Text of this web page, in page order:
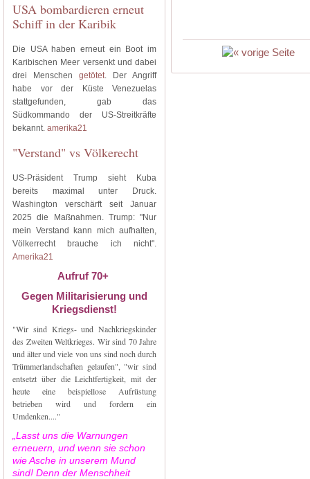
USA bombardieren erneut
Schiff in der Karibik
Die USA haben erneut ein Boot im
Karibischen Meer versenkt und dabei
drei Menschen getötet. Der Angriff
habe vor der Küste Venezuelas
stattgefunden, gab das
Südkommando der US-Streitkräfte
bekannt. amerika21
"Verstand" vs Völkerecht
US-Präsident Trump sieht Kuba
bereits maximal unter Druck.
Washington verschärft seit Januar
2025 die Maßnahmen. Trump: "Nur
mein Verstand kann mich aufhalten,
Völkerrecht brauche ich nicht".
Amerika21
Aufruf 70+
Gegen Militarisierung und
Kriegsdienst!
"Wir sind Kriegs- und Nachkriegskinder
des Zweiten Weltkrieges. Wir sind 70 Jahre
und älter und viele von uns sind noch durch
Trümmerlandschaften gelaufen", "wir sind
entsetzt über die Leichtfertigkeit, mit der
heute eine beispiellose Aufrüstung
betrieben wird und fordern ein
Umdenken...."
„Lasst uns die Warnungen
erneuern, und wenn sie schon
wie Asche in unserem Mund
sind! Denn der Menschheit